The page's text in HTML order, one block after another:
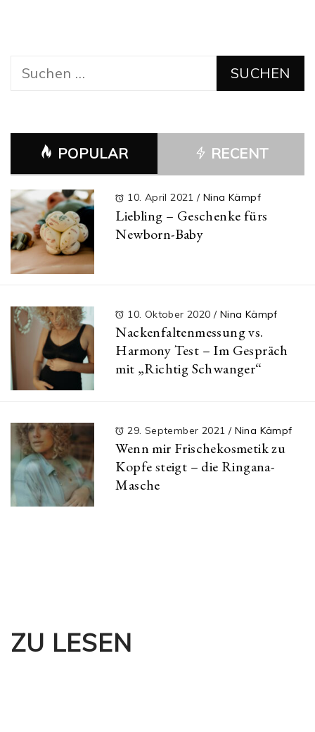
Suchen
POPULAR RECENT
10. April 2021/ Nina Kämpf
Liebling – Geschenke fürs
Newborn-Baby
10. Oktober 2020 / Nina Kämpf
Nackenfaltenmessung vs.
Harmony Test – Im Gespräch
mit „Richtig Schwanger“
29. September 2021 / Nina Kämpf
Wenn mir Frischekosmetik zu
Kopfe steigt – die Ringana-
Masche
ZU LESEN